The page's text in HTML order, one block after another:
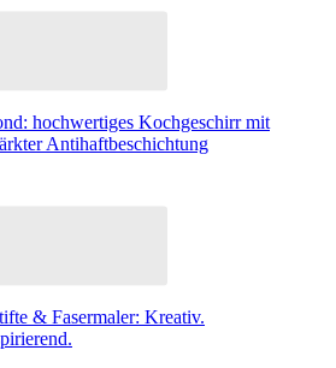
hochwertiges Kochgeschirr mit
Antihaftbeschichtung
& Fasermaler: Kreativ.